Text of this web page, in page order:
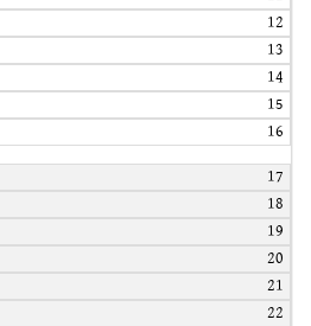
12
13
14
15
16
17
18
19
20
21
22